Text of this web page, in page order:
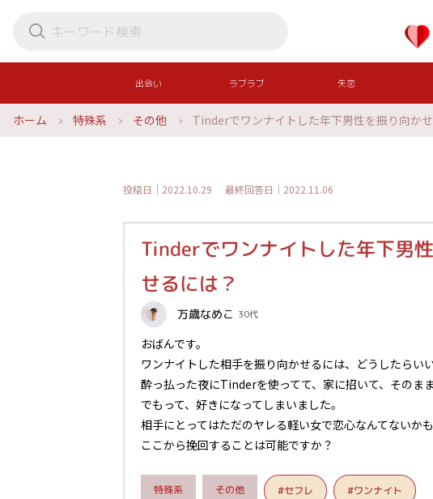
出会い ラブラブ 失恋
ホーム 特殊系 その他 Tinderでワンナイトした年下男性を振り向か
投稿日｜2022.10.29 最終回答日｜2022.11.06
Tinderでワンナイトした年下男
せるには？
万歳なめこ 30代
おばんです。
ワンナイトした相手を振り向かせるには、どうしたらいい
酔っ払った夜にTinderを使ってて、家に招いて、そのま
でもって、好きになってしまいました。
相手にとってはただのヤレる軽い女で恋心なんてないか
ここから挽回することは可能ですか？
特殊系 その他 #セフレ #ワンナイト